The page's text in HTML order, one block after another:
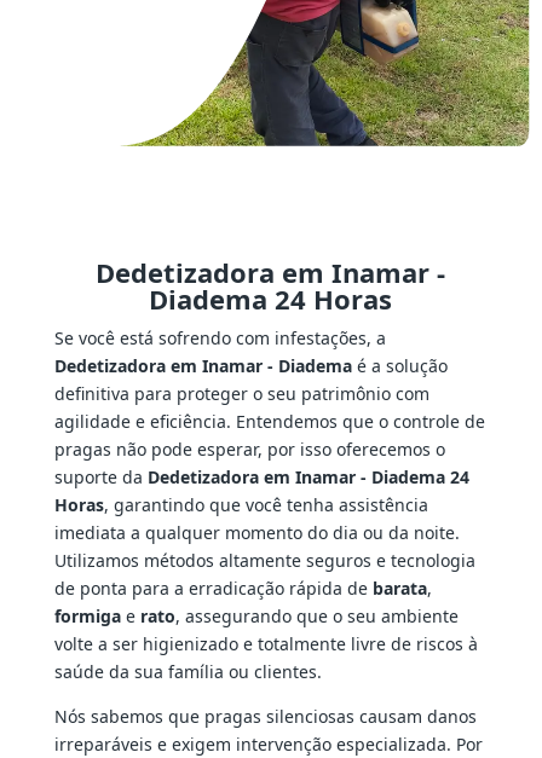
Dedetizadora em Inamar -
Diadema 24 Horas
Se você está sofrendo com infestações, a
Dedetizadora em Inamar - Diademaé a solução
definitiva para proteger o seu patrimônio com
agilidade e eficiência. Entendemos que o controle de
pragas não pode esperar, por isso oferecemos o
suporte da Dedetizadora em Inamar - Diadema 24
Horas, garantindo que você tenha assistência
imediata a qualquer momento do dia ou da noite.
Utilizamos métodos altamente seguros e tecnologia
de ponta para a erradicação rápida de barata,
formigae rato, assegurando que o seu ambiente
volte a ser higienizado e totalmente livre de riscos à
saúde da sua família ou clientes.
Nós sabemos que pragas silenciosas causam danos
irreparáveis e exigem intervenção especializada. Por